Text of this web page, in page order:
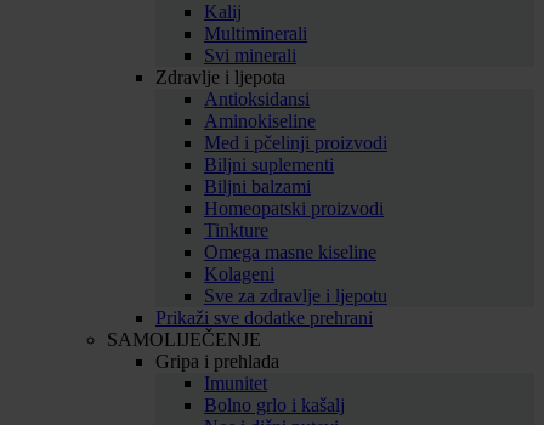
Kalij
Multiminerali
Svi minerali
Zdravlje i ljepota
Antioksidansi
Aminokiseline
Med i pčelinji proizvodi
Biljni suplementi
Biljni balzami
Homeopatski proizvodi
Tinkture
Omega masne kiseline
Kolageni
Sve za zdravlje i ljepotu
Prikaži sve dodatke prehrani
SAMOLIJEČENJE
Gripa i prehlada
Imunitet
Bolno grlo i kašalj